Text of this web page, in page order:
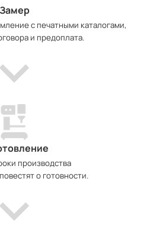
Замер
с печатными каталогами,
и предоплата.
производства
о готовности.